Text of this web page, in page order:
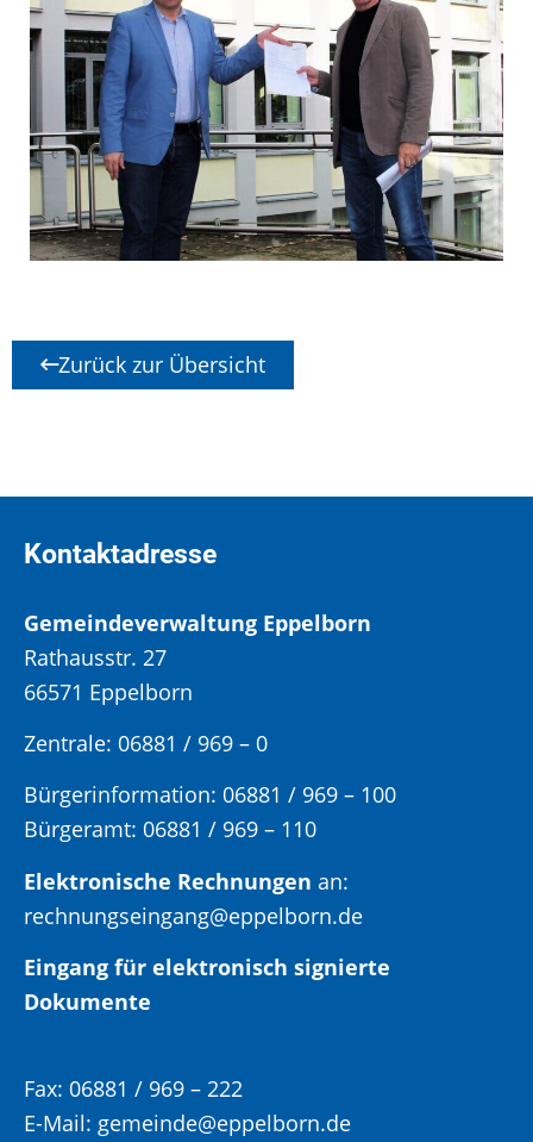
Zurück zur Übersicht
Kontaktadresse
Gemeindeverwaltung Eppelborn
Rathausstr. 27
66571 Eppelborn
Zentrale: 06881 / 969 – 0
Bürgerinformation: 06881 / 969 – 100
Bürgeramt: 06881 / 969 – 110
Elektronische Rechnungen an:
rechnungseingang@eppelborn.de
Eingang für elektronisch signierte
Dokumente
Fax: 06881 / 969 – 222
E-Mail: gemeinde@eppelborn.de